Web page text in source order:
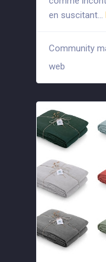
en suscitant…
Community
web